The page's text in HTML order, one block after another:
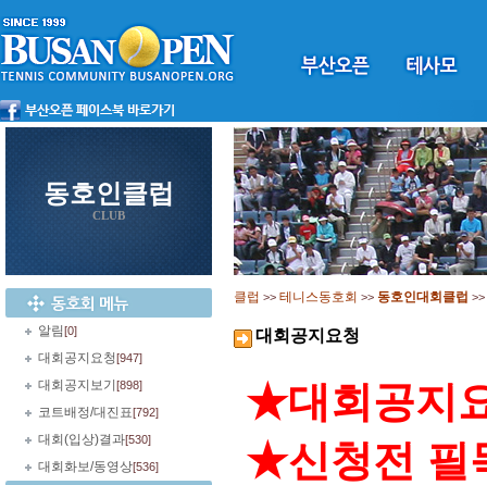
동호인클럽
CLUB
알림[0]
대회공지요청[947]
대회공지보기 [898]
코트배정/대진표[792]
대회(입상)결과[530]
대회화보/동영상[536]
클럽 >> 테니스동호회 >> 동호인대회클럽 >>
대회공지요청
★대회공지
★신청전 필